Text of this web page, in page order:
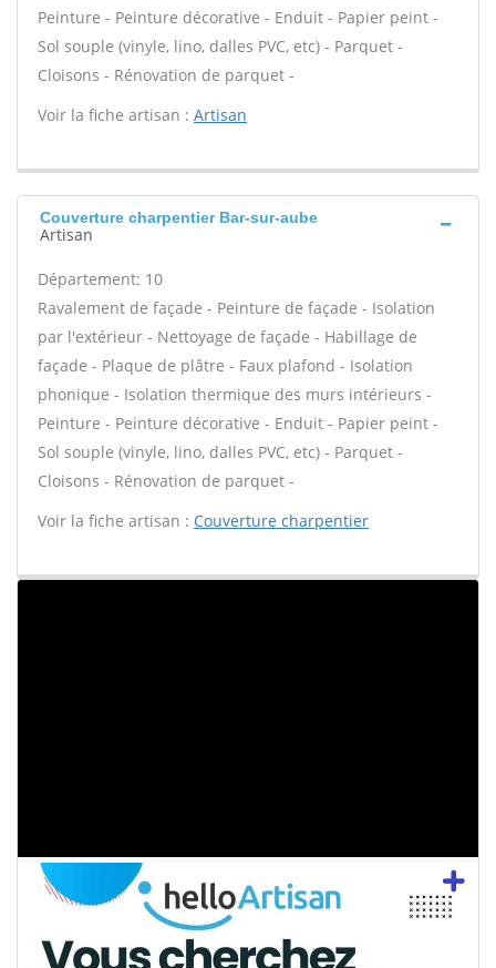
Peinture - Peinture décorative - Enduit - Papier peint -
Sol souple (vinyle, lino, dalles PVC, etc) - Parquet -
Cloisons - Rénovation de parquet -
Voir la fiche artisan : Artisan
Couverture charpentier Bar-sur-aube
Artisan
Département: 10
Ravalement de façade - Peinture de façade - Isolation
par l'extérieur - Nettoyage de façade - Habillage de
façade - Plaque de plâtre - Faux plafond - Isolation
phonique - Isolation thermique des murs intérieurs -
Peinture - Peinture décorative - Enduit - Papier peint -
Sol souple (vinyle, lino, dalles PVC, etc) - Parquet -
Cloisons - Rénovation de parquet -
Voir la fiche artisan : Couverture charpentier